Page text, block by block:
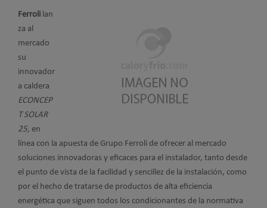
Ferroli lan
za al
mercado
su
innovador
a caldera
ECONCEP
T SOLAR
25, en
línea con la apuesta de Grupo Ferroli de ofrecer al mercado
soluciones innovadoras y eficaces para el instalador, tanto desde
el punto de vista de la facilidad y sencillez de la instalación, como
por el hecho de tratarse de productos de alta eficiencia
energética que siguen todos los condicionantes de la normativa